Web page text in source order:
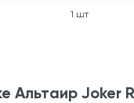
1 шт
Альтаир Joker